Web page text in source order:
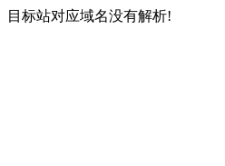
目标站对应域名没有解析!